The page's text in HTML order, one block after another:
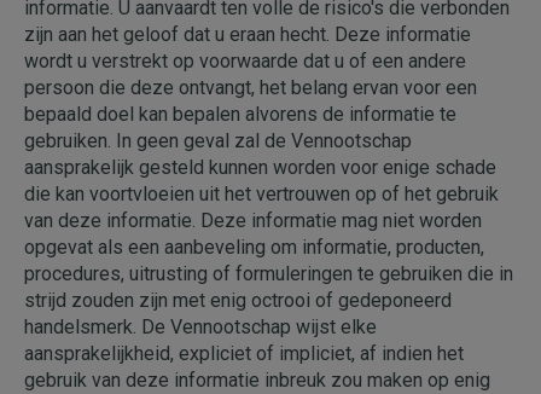
informatie. U aanvaardt ten volle de risico's die verbonden
zijn aan het geloof dat u eraan hecht. Deze informatie
wordt u verstrekt op voorwaarde dat u of een andere
persoon die deze ontvangt, het belang ervan voor een
bepaald doel kan bepalen alvorens de informatie te
gebruiken. In geen geval zal de Vennootschap
aansprakelijk gesteld kunnen worden voor enige schade
die kan voortvloeien uit het vertrouwen op of het gebruik
van deze informatie. Deze informatie mag niet worden
opgevat als een aanbeveling om informatie, producten,
procedures, uitrusting of formuleringen te gebruiken die in
strijd zouden zijn met enig octrooi of gedeponeerd
handelsmerk. De Vennootschap wijst elke
aansprakelijkheid, expliciet of impliciet, af indien het
gebruik van deze informatie inbreuk zou maken op enig